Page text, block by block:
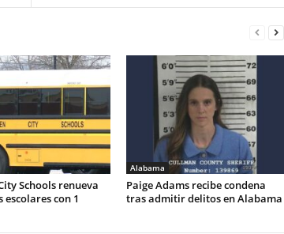
Schools renueva
escolares con 1
Alabama
Paige Adams recibe condena
tras admitir delitos en Alabama